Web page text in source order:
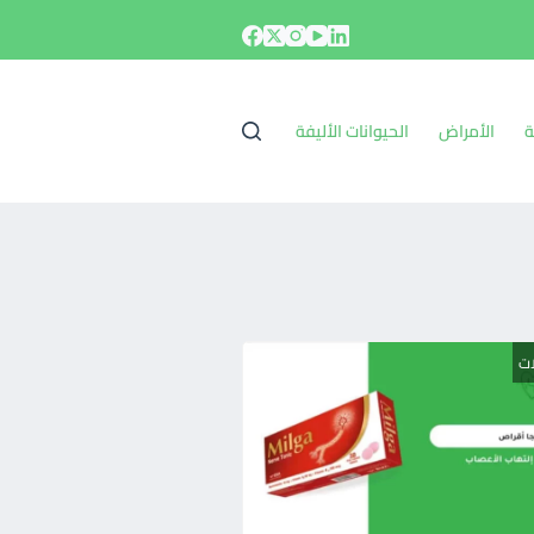
الأمراض الحيوانات الأليفة